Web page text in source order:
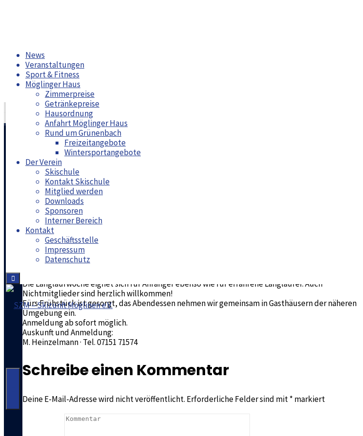
Inhalt
springen
News
Veranstaltungen
Sport & Fitness
Möglinger Haus
Zimmerpreise
Getränkepreise
Hausordnung
Anfahrt Möglinger Haus
Rund um Grünenbach
Freizeitangebote
Wintersportangebote
Der Verein
Skischule
Kontakt Skischule
Mitglied werden
Downloads
Sponsoren
Interner Bereich
Kontakt
Geschäftsstelle
Impressum
Datenschutz
SZM
Möglinen
e.V.
Snow Weekend Challenge 2026
Tagesskiausfahrt Samnaun/Ischgl
Langlaufwoche im Allgäu – 8. bis 13. Februar 2026
Moritz Bungert
Unser traditionelles Langlaufangebot führt uns auch 2026 wieder ins wunderschöne Allgäu.
Unterkunft und Ausgangspunkt ist wie gewohnt unser Möglinger Haus in Grünenbach.
Je nach Schneelage nutzen wir die bestens präparierten Loipen in Isny, Oberstaufen und Sulzberg.
Die Langlaufwoche eignet sich für Anfänger ebenso wie für erfahrene Langläufer. Auch
Nichtmitglieder sind herzlich willkommen!
Fürs Frühstück ist gesorgt, das Abendessen nehmen wir gemeinsam in Gasthäusern der näheren
Umgebung ein.
Anmeldung ab sofort möglich.
Auskunft und Anmeldung:
M. Heinzelmann · Tel. 07151 71574
Schreibe einen Kommentar
Deine E-Mail-Adresse wird nicht veröffentlicht. Erforderliche Felder sind mit* markiert